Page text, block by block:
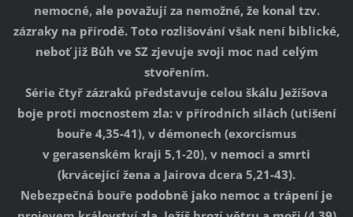
nemocné, ale považují za nemožné, že konal tzv.
zázraky na přírodě. Toto rozlišování však není biblické,
neboť již Bůh ve SZ zjevuje svoji moc nad celým
stvořením.
Série čtyř zázraků představuje celou škálu Ježíšova
boje proti mocnostem zla: v přírodních silách (utišení
bouře 4,35-41), v démonech (exorcismus
v gerasenském kraji 5,1-20), v nemoci a smrti
(krvácející žena a Jairova dcera 5,21-43).
Nebezpečná bouře podobně jako nemoc a trápení je